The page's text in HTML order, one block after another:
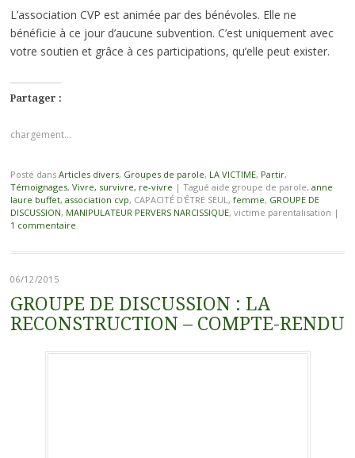
L’association CVP est animée par des bénévoles. Elle ne
bénéficie à ce jour d’aucune subvention. C’est uniquement avec
votre soutien et grâce à ces participations, qu’elle peut exister.
Partager :
chargement…
Posté dans Articles divers, Groupes de parole, LA VICTIME, Partir,
Témoignages, Vivre, survivre, re-vivre | Tagué aide groupe de parole, anne
laure buffet, association cvp, CAPACITÉ D'ÊTRE SEUL, femme, GROUPE DE
DISCUSSION, MANIPULATEUR PERVERS NARCISSIQUE, victime parentalisation |
1 commentaire
06/12/2015
GROUPE DE DISCUSSION : LA
RECONSTRUCTION – COMPTE-RENDU